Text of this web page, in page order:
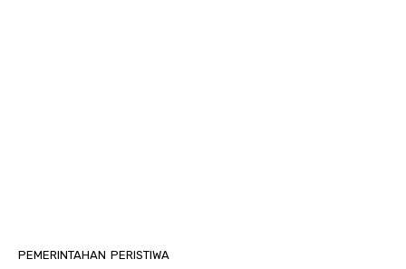
PEMERINTAHAN PERISTIWA